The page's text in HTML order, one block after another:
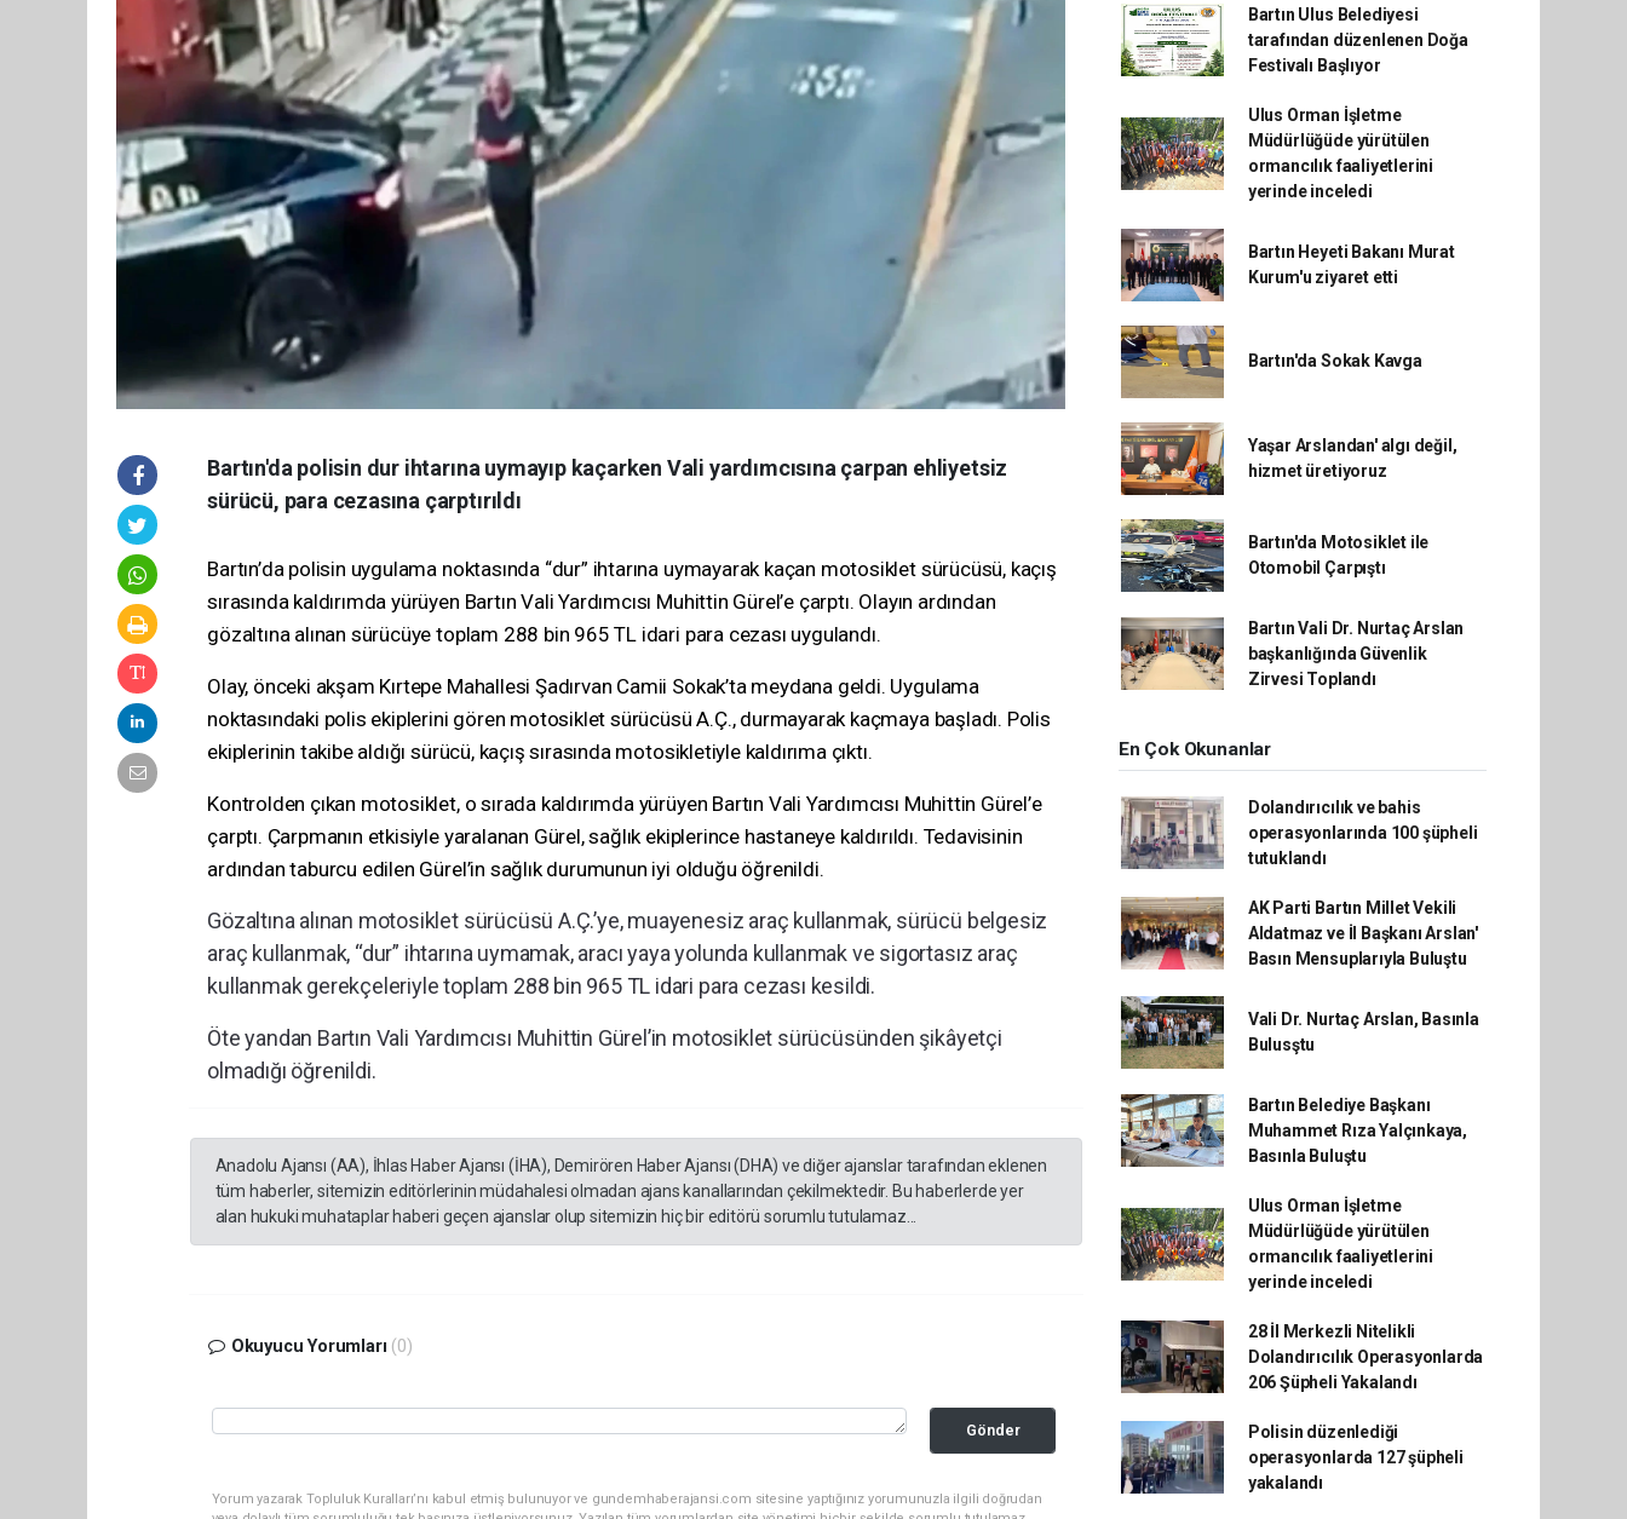
Bartın'da polisin dur ihtarına uymayıp kaçarken Vali yardımcısına çarpan ehliyetsiz
sürücü, para cezasına çarptırıldı
Bartın’da polisin uygulama noktasında “dur” ihtarına uymayarak kaçan motosiklet sürücüsü, kaçış
sırasında kaldırımda yürüyen Bartın Vali Yardımcısı Muhittin Gürel’e çarptı. Olayın ardından
gözaltına alınan sürücüye toplam 288 bin 965 TL idari para cezası uygulandı.
Olay, önceki akşam Kırtepe Mahallesi Şadırvan Camii Sokak’ta meydana geldi. Uygulama
noktasındaki polis ekiplerini gören motosiklet sürücüsü A.Ç., durmayarak kaçmaya başladı. Polis
ekiplerinin takibe aldığı sürücü, kaçış sırasında motosikletiyle kaldırıma çıktı.
Kontrolden çıkan motosiklet, o sırada kaldırımda yürüyen Bartın Vali Yardımcısı Muhittin Gürel’e
çarptı. Çarpmanın etkisiyle yaralanan Gürel, sağlık ekiplerince hastaneye kaldırıldı. Tedavisinin
ardından taburcu edilen Gürel’in sağlık durumunun iyi olduğu öğrenildi.
Gözaltına alınan motosiklet sürücüsü A.Ç.’ye, muayenesiz araç kullanmak, sürücü belgesiz
araç kullanmak, “dur” ihtarına uymamak, aracı yaya yolunda kullanmak ve sigortasız araç
kullanmak gerekçeleriyle toplam 288 bin 965 TL idari para cezası kesildi.
Öte yandan Bartın Vali Yardımcısı Muhittin Gürel’in motosiklet sürücüsünden şikâyetçi
olmadığı öğrenildi.
Anadolu Ajansı (AA), İhlas Haber Ajansı (İHA), Demirören Haber Ajansı (DHA) ve diğer ajanslar tarafından eklenen
tüm haberler, sitemizin editörlerinin müdahalesi olmadan ajans kanallarından çekilmektedir. Bu haberlerde yer
alan hukuki muhataplar haberi geçen ajanslar olup sitemizin hiç bir editörü sorumlu tutulamaz...
Okuyucu Yorumları (0)
Gönder
Yorum yazarak Topluluk Kuralları’nı kabul etmiş bulunuyor ve gundemhaberajansi.com sitesine yaptığınız yorumunuzla ilgili doğrudan
Bartın Ulus Belediyesi
tarafından düzenlenen Doğa
Festivalı Başlıyor
Ulus Orman İşletme
Müdürlüğüde yürütülen
ormancılık faaliyetlerini
yerinde inceledi
Bartın Heyeti Bakanı Murat
Kurum'u ziyaret etti
Bartın'da Sokak Kavga
Yaşar Arslandan' algı değil,
hizmet üretiyoruz
Bartın'da Motosiklet ile
Otomobil Çarpıştı
Bartın Vali Dr. Nurtaç Arslan
başkanlığında Güvenlik
Zirvesi Toplandı
En Çok Okunanlar
Dolandırıcılık ve bahis
operasyonlarında 100 şüpheli
tutuklandı
AK Parti Bartın Millet Vekili
Aldatmaz ve İl Başkanı Arslan'
Basın Mensuplarıyla Buluştu
Vali Dr. Nurtaç Arslan, Basınla
Bulusştu
Bartın Belediye Başkanı
Muhammet Rıza Yalçınkaya,
Basınla Buluştu
Ulus Orman İşletme
Müdürlüğüde yürütülen
ormancılık faaliyetlerini
yerinde inceledi
28 İl Merkezli Nitelikli
Dolandırıcılık Operasyonlarda
206 Şüpheli Yakalandı
Polisin düzenlediği
operasyonlarda 127 şüpheli
yakalandı